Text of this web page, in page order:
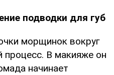
подводки для губ
морщинок вокруг
процесс. В макияже он
начинает